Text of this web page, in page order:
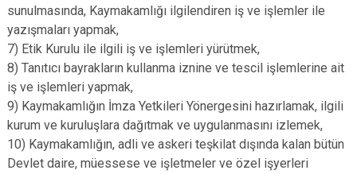
sunulmasında, Kaymakamlığı ilgilendiren iş ve işlemler ile
yazışmaları yapmak,
7) Etik Kurulu ile ilgili iş ve işlemleri yürütmek,
8) Tanıtıcı bayrakların kullanma iznine ve tescil işlemlerine ait
iş ve işlemleri yapmak,
9) Kaymakamlığın İmza Yetkileri Yönergesini hazırlamak, ilgili
kurum ve kuruluşlara dağıtmak ve uygulanmasını izlemek,
10) Kaymakamlığın, adli ve askeri teşkilat dışında kalan bütün
Devlet daire, müessese ve işletmeler ve özel işyerleri